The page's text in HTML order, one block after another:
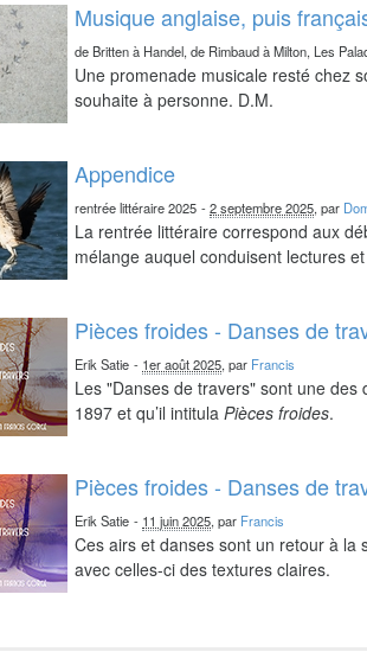
Musique anglaise, puis
de Britten à Handel, de Rimbaud à Milton, Les
Une promenade musicale resté chez
souhaite à personne. D.M.
Appendice
rentrée littéraire 2025 -2 septembre 2025, par
La rentrée littéraire correspond aux
mélange auquel conduisent lectures
Pièces froides - Danses de
Erik Satie - 1er août 2025, par Francis
Les "Danses de travers" sont une des
1897 et qu’il intitulaPièces froides.
Pièces froides - Danses de
Erik Satie - 11 juin 2025, par Francis
Ces airs et danses sont un retour à la
avec celles-ci des textures claires.